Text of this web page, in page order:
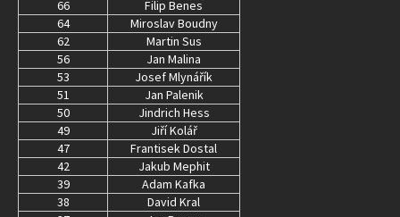
66
Filip Benes
64
Miroslav Boudny
62
Martin Sus
56
Jan Malina
53
Josef Mlynářík
51
Jan Palenik
50
Jindrich Hess
49
Jiří Kolář
47
Frantisek Dostal
42
Jakub Mephit
39
Adam Kafka
38
David Kral